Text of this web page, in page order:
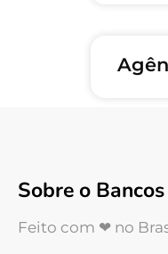
Sobre o Bancos
Feito com ❤ no